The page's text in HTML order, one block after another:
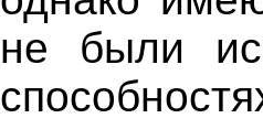
не были